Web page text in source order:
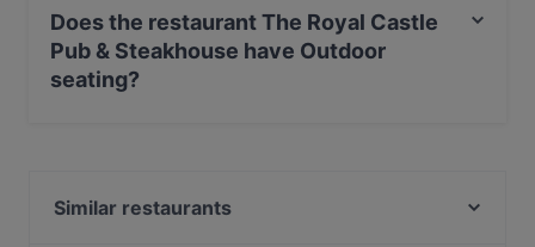
Does the restaurant The Royal Castle
Pub & Steakhouse have Outdoor
seating?
Similar restaurants